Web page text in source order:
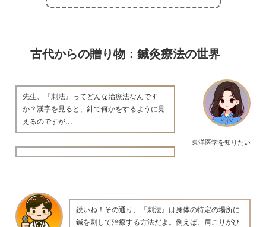
古代からの贈り物：鍼灸療法の世界
東洋医学を知りたい
先生、『刺法』ってどんな治療法なんです
か？漢字を見ると、針で何かをするように見
えるのですが…
鋭いね！その通り、『刺法』は身体の特定の場所に
鍼を刺して治療する方法だよ。例えば、肩こりがひ